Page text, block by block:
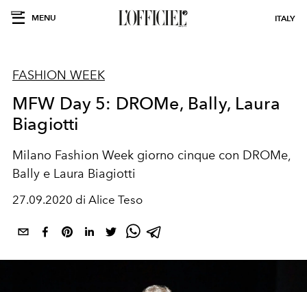
MENU ITALY
FASHION WEEK
MFW Day 5: DROMe, Bally, Laura
Biagiotti
Milano Fashion Week giorno cinque con DROMe,
Bally e Laura Biagiotti
27.09.2020 di Alice Teso